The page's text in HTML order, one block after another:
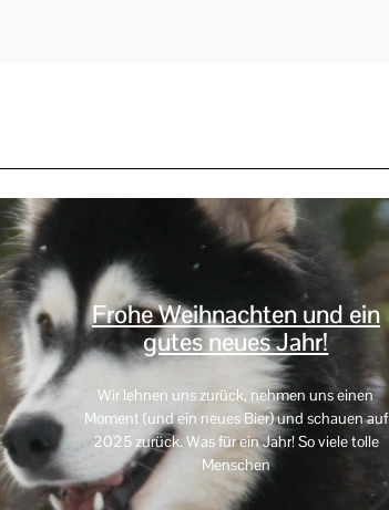
Frohe Weihnachten und ein
gutes neues Jahr!
Wir lehnen uns zurück, nehmen uns einen
Moment (und ein neues Bier) und schauen auf
2025 zurück. Was für ein Jahr! So viele tolle
Menschen